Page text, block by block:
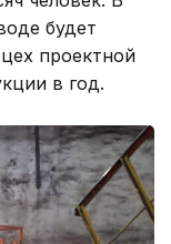
будет
проектной
в год.